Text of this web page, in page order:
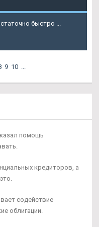
быстро ...
9 10
помощь
кредиторов, а
содействие
облигации.